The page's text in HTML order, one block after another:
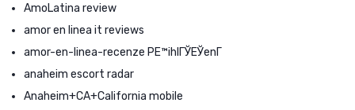
AmoLatina review
amor en linea it reviews
amor-en-linea-recenze PЕ™ihlГЎЕЎenГ­
anaheim escort radar
Anaheim+CA+California mobile